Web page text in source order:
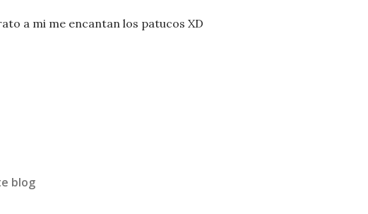
a mi me encantan los patucos XD
blog